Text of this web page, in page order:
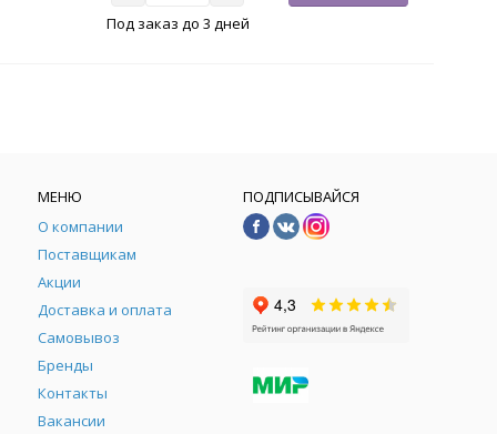
Под заказ до 3 дней
МЕНЮ
О компании
Поставщикам
Акции
Доставка и оплата
Самовывоз
Бренды
Контакты
Вакансии
ПОДПИСЫВАЙСЯ